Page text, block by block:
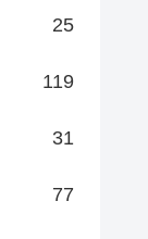
25
119
31
77